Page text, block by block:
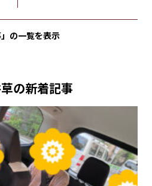
」の一覧を表示
の新着記事